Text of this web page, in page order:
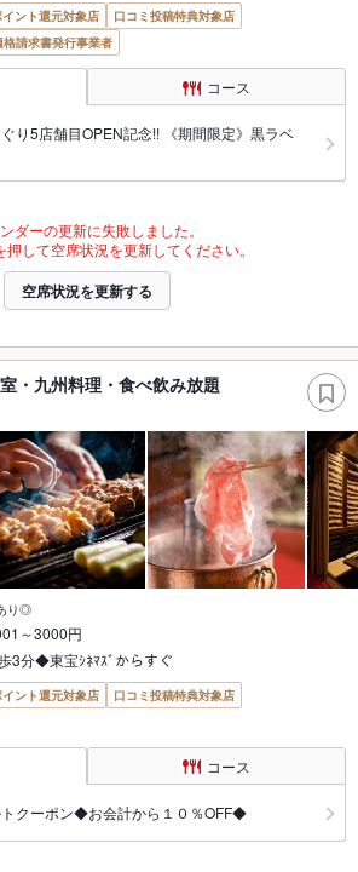
ント還元対象店
口コミ投稿特典対象店
格請求書発行事業者
コース
り5店舗目OPEN記念!! 《期間限定》黒ラベ
ダーの更新に失敗しました。
して空席状況を更新してください。
空席状況を更新する
・九州料理・食べ飲み放題
り◎
～3000円
3分◆東宝ｼﾈﾏｽﾞからすぐ
ント還元対象店
口コミ投稿特典対象店
コース
トクーポン◆お会計から１０％OFF◆